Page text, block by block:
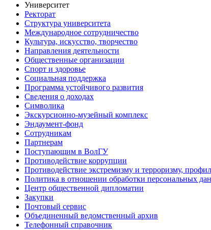
Университет
Ректорат
Структура университета
Международное сотрудничество
Культура, искусство, творчество
Направления деятельности
Общественные организации
Спорт и здоровье
Социальная поддержка
Программа устойчивого развития
Сведения о доходах
Символика
Экскурсионно-музейный комплекс
Эндаумент-фонд
Сотрудникам
Партнерам
Поступающим в ВолГУ
Противодействие коррупции
Противодействие экстремизму и терроризму,
Политика в отношении обработки персональных
Центр общественной дипломатии
Закупки
Почтовый сервис
Объединенный ведомственный архив
Телефонный справочник